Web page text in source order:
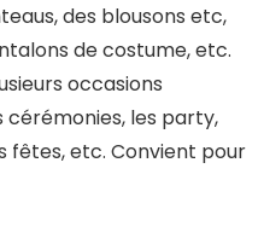
des blousons etc,
de costume, etc.
occasions
cérémonies, les party,
fêtes, etc. Convient pour